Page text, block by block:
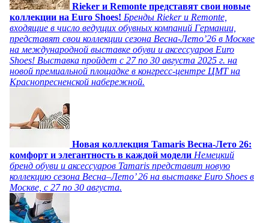
Rieker и Remonte представят свои новые
коллекции на Euro Shoes! Бренды Rieker и Remonte,
входящие в число ведущих обувных компаний Германии,
представят свои коллекции сезона Весна-Лето’26 в Москве
на международной выставке обуви и аксессуаров Euro
Shoes! Выставка пройдет c 27 по 30 августа 2025 г. на
новой премиальной площадке в конгресс-центре ЦМТ на
Краснопресненской набережной.
Новая коллекция Tamaris Весна-Лето 26:
комфорт и элегантность в каждой модели Немецкий
бренд обуви и аксессуаров Tamaris представит новую
коллекцию сезона Весна–Лето’ 26 на выставке Euro Shoes в
Москве, с 27 по 30 августа.